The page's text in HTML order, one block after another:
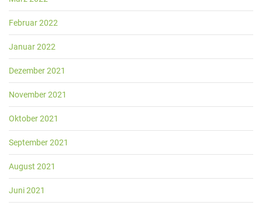
Februar 2022
Januar 2022
Dezember 2021
November 2021
Oktober 2021
September 2021
August 2021
Juni 2021